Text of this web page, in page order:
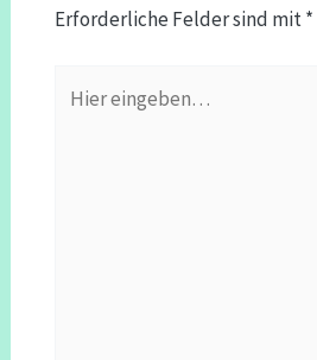
Erforderliche Felder sind mit*
eingeben…